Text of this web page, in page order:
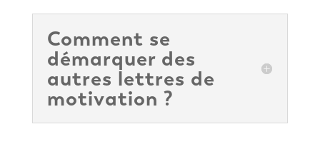
Comment se
démarquer des
autres lettres de
motivation ?